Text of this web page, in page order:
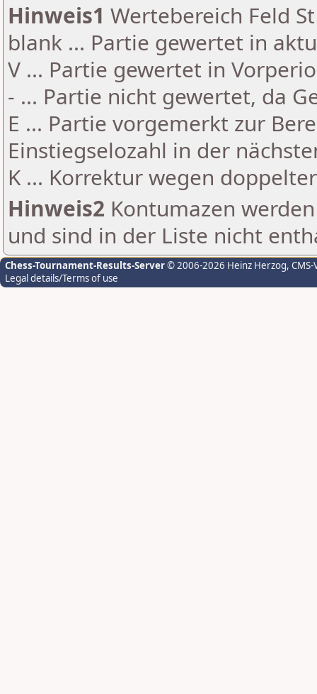
Hinweis1 Wertebereich Feld
blank ... Partie gewertet in
V ... Partie gewertet in
- ... Partie nicht gewertet, da
E ... Partie vorgemerkt zur
Einstiegselozahl in der
K ... Korrektur wegen
Hinweis2 Kontumazen
und sind in der Liste nicht
Chess-Tournament-Results-Server© 2006-2026 Heinz Herzog,
Legal details/Terms of use